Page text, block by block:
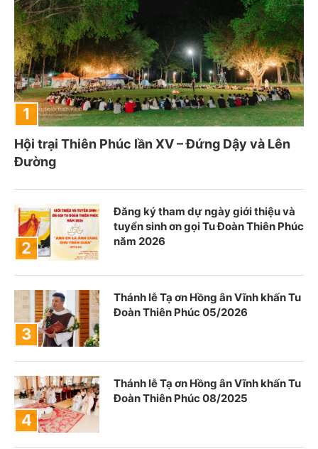
Hội trại Thiên Phúc lần XV – Đứng Dậy và Lên
Đường
Đăng ký tham dự ngày giới thiệu và
tuyển sinh ơn gọi Tu Đoàn Thiên Phúc
năm 2026
Thánh lễ Tạ ơn Hồng ân Vĩnh khấn Tu
Đoàn Thiên Phúc 05/2026
Thánh lễ Tạ ơn Hồng ân Vĩnh khấn Tu
Đoàn Thiên Phúc 08/2025